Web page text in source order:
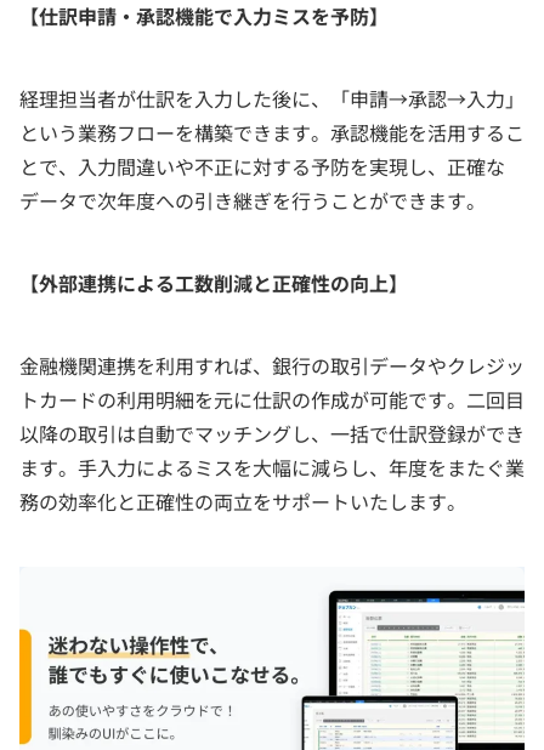
【仕訳申請・承認機能で入力ミスを予防】
経理担当者が仕訳を入力した後に、「申請→承認→入力」
という業務フローを構築できます。承認機能を活用するこ
とで、入力間違いや不正に対する予防を実現し、正確な
データで次年度への引き継ぎを行うことができます。
【外部連携による工数削減と正確性の向上】
金融機関連携を利用すれば、銀行の取引データやクレジッ
トカードの利用明細を元に仕訳の作成が可能です。二回目
以降の取引は自動でマッチングし、一括で仕訳登録ができ
ます。手入力によるミスを大幅に減らし、年度をまたぐ業
務の効率化と正確性の両立をサポートいたします。